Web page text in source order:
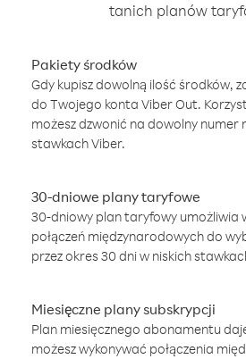
tanich planów
Pakiety środków
Gdy kupisz dowolną ilość środków,
do Twojego konta Viber Out.
możesz dzwonić na dowolny numer
stawkach Viber.
30-dniowe plany taryfowe
30-dniowy plan taryfowy umożliwia
połączeń międzynarodowych do
przez okres 30 dni w niskich
Miesięczne plany subskrypcji
Plan miesięcznego abonamentu
możesz wykonywać połączenia